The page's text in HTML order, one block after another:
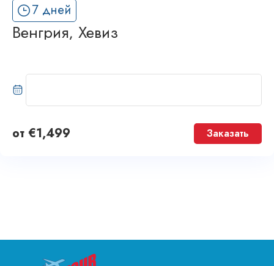
7 дней
Венгрия, Хевиз
от €1,499 Заказать